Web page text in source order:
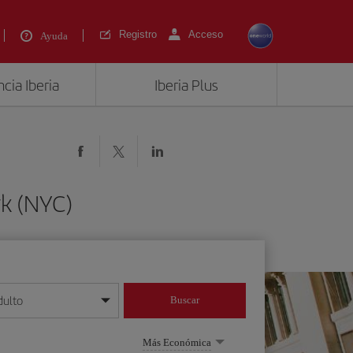
Ayuda Registro Acceso
Iberia Iberia Plus
(NYC)
mes/año
Buscar
Más Económica